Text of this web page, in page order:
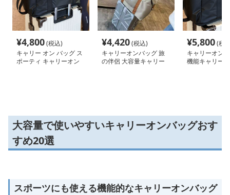
¥4,800(税込)
キャリー オン バッグ ス
ポーティ キャリーオン
¥4,420(税込)
キャリーオンバッグ 旅
の伴侶 大容量キャリー
¥5,800(税
キャリーオン
機能キャリー
大容量で使いやすいキャリーオンバッグおす
すめ20選
スポーツにも使える機能的なキャリーオンバッグ